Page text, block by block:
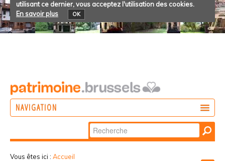
utilisant ce dernier, vous acceptez l'utilisation des cookies.
En savoir plus
OK
NAVIGATION
Chercher par
Recherche
Vous êtes ici : Accueil